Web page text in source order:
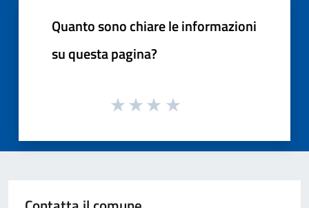
Quanto sono chiare le informazioni
su questa pagina?